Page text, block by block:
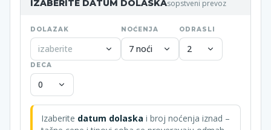
IZABERITE DATUM DOLASKAsopstveni prevoz
DOLAZAK
izaberite
NOĆENJA
7 noći
ODRASLI
2
DECA
0
Izaberite datum dolaska i broj noćenja iznad –